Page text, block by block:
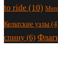
to ride (10)
Кельтские узлы
спину (6)